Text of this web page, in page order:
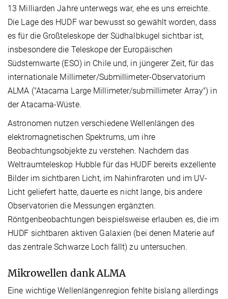
13 Milliarden Jahre unterwegs war, ehe es uns erreichte.
Die Lage des HUDF war bewusst so gewählt worden, dass
es für die Großteleskope der Südhalbkugel sichtbar ist,
insbesondere die Teleskope der Europäischen
Südsternwarte (ESO) in Chile und, in jüngerer Zeit, für das
internationale Millimeter/Submillimeter-Observatorium
ALMA ("Atacama Large Millimeter/submillimeter Array") in
der Atacama-Wüste.
Astronomen nutzen verschiedene Wellenlängen des
elektromagnetischen Spektrums, um ihre
Beobachtungsobjekte zu verstehen. Nachdem das
Weltraumteleskop Hubble für das HUDF bereits exzellente
Bilder im sichtbaren Licht, im Nahinfraroten und im UV-
Licht geliefert hatte, dauerte es nicht lange, bis andere
Observatorien die Messungen ergänzten.
Röntgenbeobachtungen beispielsweise erlauben es, die im
HUDF sichtbaren aktiven Galaxien (bei denen Materie auf
das zentrale Schwarze Loch fällt) zu untersuchen.
Mikrowellen dank ALMA
Eine wichtige Wellenlängenregion fehlte bislang allerdings